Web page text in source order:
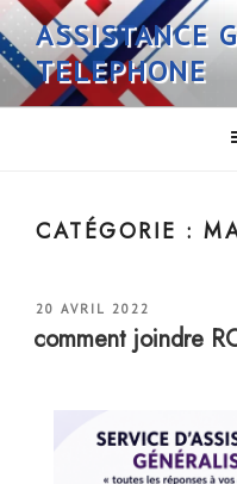
Aller
au
contenu
principal
ASSISTANCE
TELEPHONE
CATÉGORIE :
PUBLIÉ
20 AVRIL 2022
comment joindre